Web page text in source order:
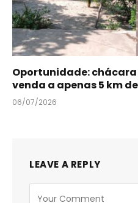
Oportunidade:
venda a apenas 5 km
06/07/2026
LEAVE A REPLY